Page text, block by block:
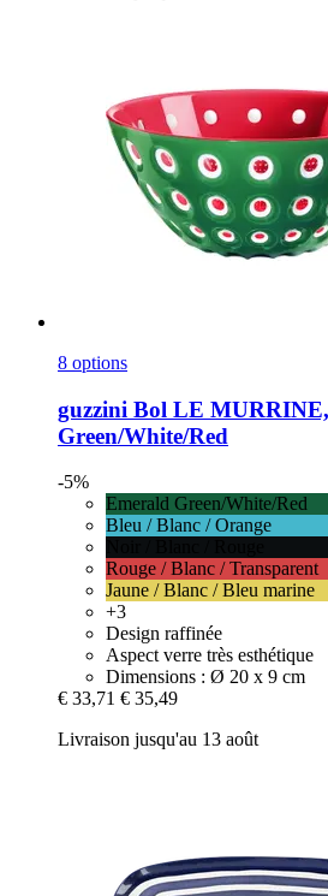
8 options
guzzini Bol LE
Green/White/Red
-5%
Emerald Green/White/Red
Bleu / Blanc / Orange
Rouge / Blanc / Transparent
Jaune / Blanc / Bleu marine
+3
Design raffinée
Aspect verre très esthétique
Dimensions : Ø 20 x 9 cm
€ 33,71 € 35,49
Livraison jusqu'au 13 août